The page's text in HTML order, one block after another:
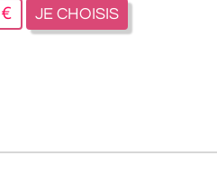
JE CHOISIS